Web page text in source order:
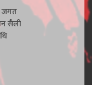
जगत
सैली